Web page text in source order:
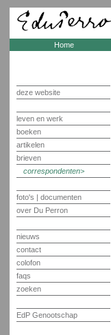
Home
deze website
leven en werk
boeken
artikelen
brieven
correspondenten
foto's | documenten
over Du Perron
nieuws
contact
colofon
faqs
zoeken
EdP Genootschap